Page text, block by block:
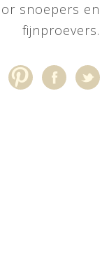
snoepers en
fijnproevers.